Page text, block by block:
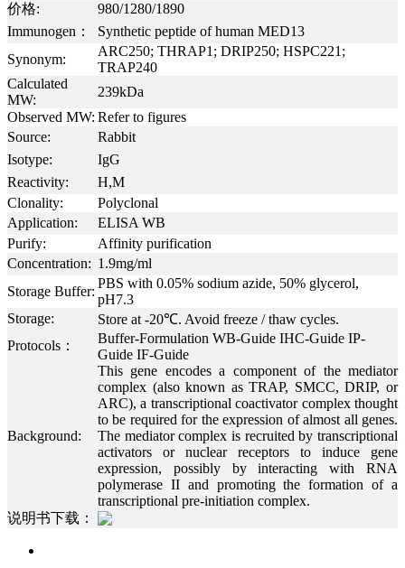
价格:
980/1280/1890
Immunogen：
Synthetic peptide of human MED13
Synonym:
ARC250; THRAP1; DRIP250; HSPC221;
TRAP240
Calculated
MW:
239kDa
Observed MW: Refer to figures
Source:
Rabbit
Isotype:
IgG
Reactivity:
H,M
Clonality:
Polyclonal
Application:
ELISA WB
Purify:
Affinity purification
Concentration: 1.9mg/ml
Storage Buffer:
PBS with 0.05% sodium azide, 50% glycerol,
pH7.3
Storage:
Store at -20℃. Avoid freeze / thaw cycles.
Protocols：
Buffer-Formulation WB-Guide IHC-Guide IP-
Guide IF-Guide
Background:
This gene encodes a component of the mediator
complex (also known as TRAP, SMCC, DRIP, or
ARC), a transcriptional coactivator complex thought
to be required for the expression of almost all genes.
The mediator complex is recruited by transcriptional
activators or nuclear receptors to induce gene
expression, possibly by interacting with RNA
polymerase II and promoting the formation of a
transcriptional pre-initiation complex.
说明书下载：